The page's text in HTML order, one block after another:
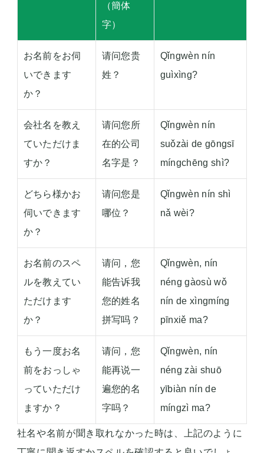
（簡体
字）
お名前をお伺
いできます
か？
请问您贵
姓？
Qǐngwèn nín
guìxìng?
会社名を教え
ていただけま
すか？
请问您所
在的公司
名字是？
Qǐngwèn nín
suǒzài de gōngsī
míngchēng shì?
どちら様かお
伺いできます
か？
请问您是
哪位？
Qǐngwèn nín shì
nǎ wèi?
お名前のスペ
ルを教えてい
ただけます
か？
请问，您
能告诉我
您的姓名
拼写吗？
Qǐngwèn, nín
néng gàosù wǒ
nín de xìngmíng
pīnxiě ma?
もう一度お名
前をおっしゃ
っていただけ
ますか？
请问，您
能再说一
遍您的名
字吗？
Qǐngwèn, nín
néng zài shuō
yībiàn nín de
míngzì ma?
社名や名前が聞き取れなかった時は、上記のように